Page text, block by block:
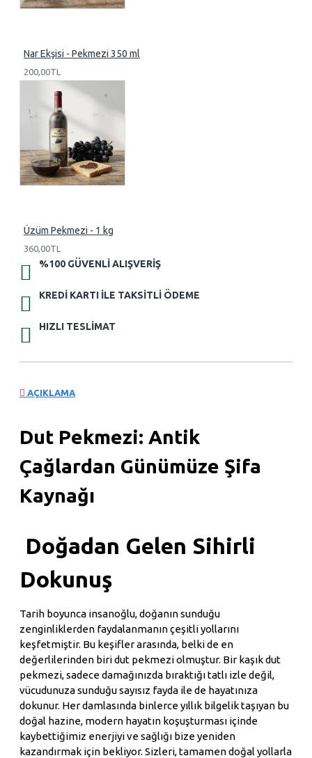
Nar Ekşisi - Pekmezi 350 ml
200,00TL
Üzüm Pekmezi - 1 kg
360,00TL
%100 GÜVENLI ALIŞVERIŞ
KREDI KARTI ILE TAKSITLI ÖDEME
HIZLI TESLIMAT
AÇIKLAMA
Dut Pekmezi: Antik
Çağlardan Günümüze Şifa
Kaynağı
Doğadan Gelen Sihirli
Dokunuş
Tarih boyunca insanoğlu, doğanın sunduğu
zenginliklerden faydalanmanın çeşitli yollarını
keşfetmiştir. Bu keşifler arasında, belki de en
değerlilerinden biri dut pekmezi olmuştur. Bir kaşık dut
pekmezi, sadece damağınızda bıraktığı tatlı izle değil,
vücudunuza sunduğu sayısız fayda ile de hayatınıza
dokunur. Her damlasında binlerce yıllık bilgelik taşıyan bu
doğal hazine, modern hayatın koşuşturması içinde
kaybettiğimiz enerjiyi ve sağlığı bize yeniden
kazandırmak için bekliyor. Sizleri, tamamen doğal yollarla